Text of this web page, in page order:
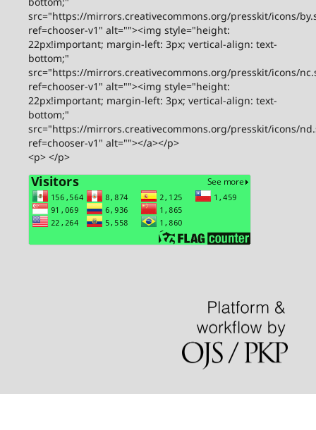
nd/4.0/?ref=chooser-v1" target="_blank" rel="license
noopener noreferrer">CC BY-NC-ND 4.0<img
style="height: 22px!important; margin-left: 3px;
vertical-align: text-bottom;"
src="https://mirrors.creativecommons.org/presskit/icons/
ref=chooser-v1" alt=""><img style="height:
22px!important; margin-left: 3px; vertical-align: text-
bottom;"
src="https://mirrors.creativecommons.org/presskit/icons/
ref=chooser-v1" alt=""><img style="height:
22px!important; margin-left: 3px; vertical-align: text-
bottom;"
src="https://mirrors.creativecommons.org/presskit/icons/
ref=chooser-v1" alt=""><img style="height:
22px!important; margin-left: 3px; vertical-align: text-
bottom;"
src="https://mirrors.creativecommons.org/presskit/icons/
ref=chooser-v1" alt=""></a></p>